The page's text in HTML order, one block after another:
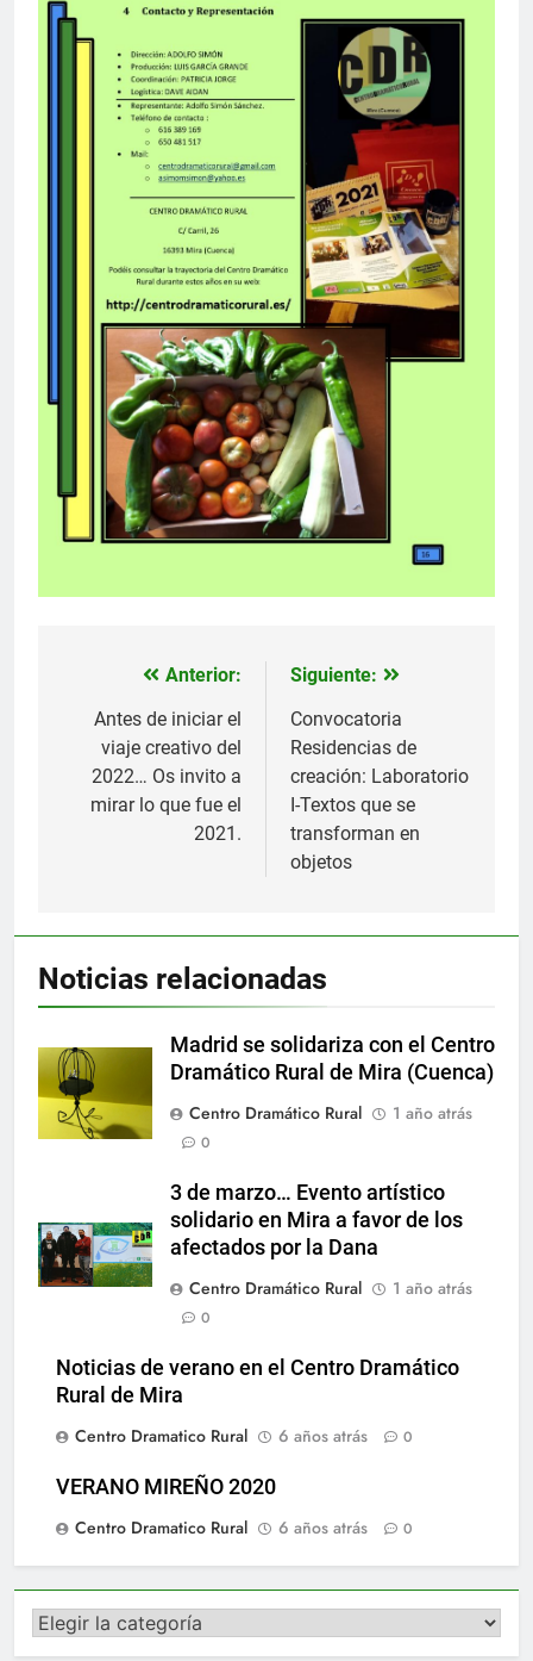
Navegación
entradas
Anterior:
Antes de iniciar el
viaje creativo del
2022… Os invito a
mirar lo que fue el
2021.
Siguiente:
Convocatoria
Residencias de
creación: Laboratorio
I-Textos que se
transforman en
objetos
Noticias relacionadas
Madrid se solidariza con el Centro
Dramático Rural de Mira (Cuenca)
Centro Dramático Rural
1 año atrás
0
3 de marzo… Evento artístico
solidario en Mira a favor de los
afectados por la Dana
Centro Dramático Rural
1 año atrás
0
Noticias de verano en el Centro Dramático
Rural de Mira
Centro Dramatico Rural
6 años atrás 0
VERANO MIREÑO 2020
Centro Dramatico Rural
6 años atrás 0
Categorías